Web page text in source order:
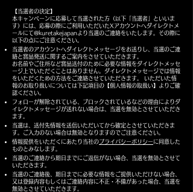
【当選者の決定】
本キャンペーンに応募して当選された方（以下「当選者」といいま
す）には、応募の際にご利用いただいたXアカウントへダイレクトメ
ールにて@kuretakejapanより当選のご連絡をいたします。その際に
以下の点にご注意ください。
当選者のアカウントへダイレクトメッセージをお送りし、当選のご連
絡と賞品発送に関するご案内をさせていただきます。
お名前やご住所など賞品送付のために必要な情報をダイレクトメッセ
ージ上でいただくことはありません。ダイレクトメッセージでは情報
をいただくための方法をご連絡させていただきます。 いただいた情
報のお取り扱いについては下記項目の【個人情報の取扱い】よりご確
認ください。
フォローが解除されている、ブロックされているなどの理由によりダ
イレクトメッセージが送れない場合は、当選を無効とさせていただき
ます。
当選は、送付先情報を送信いただいてから確定とさせていただきま
す。ご入力のない場合は無効となりますのでご注意ください。
情報提供をいただくにあたり当社のプライバシーポリシー に同意した
ものとみなします。
当選のご連絡から期日までにご返信がない場合、当選を無効とさせて
いただきます。
当選のご連絡後、期日までに必要な情報をご提供いただけない場合、
又は登録内容もしくはご連絡内容に不正・不備があった場合、当選を
無効とさせていただきます。